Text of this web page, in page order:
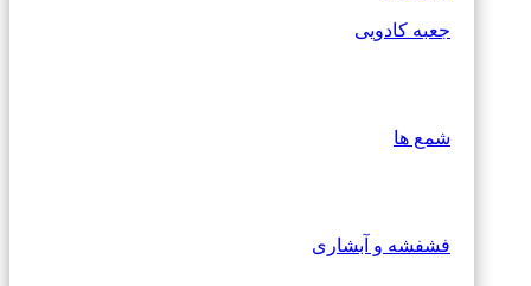
جعبه کادویی
شمع ها
فشفشه و آبشاری